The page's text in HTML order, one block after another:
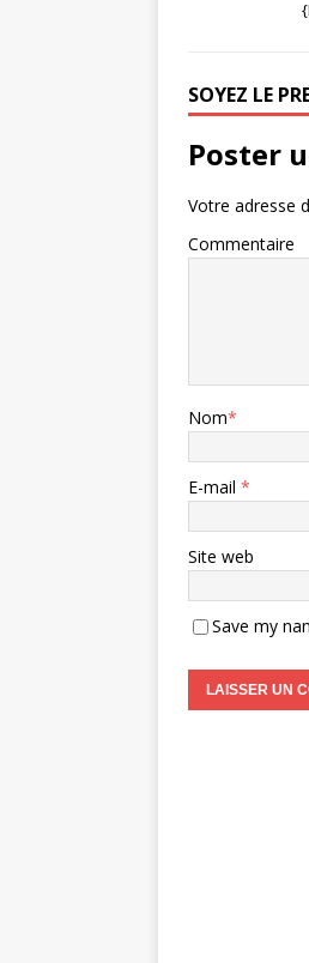
SOYEZ LE
Poster
Votre adresse
Commentaire
Nom*
E-mail *
Site web
Save my